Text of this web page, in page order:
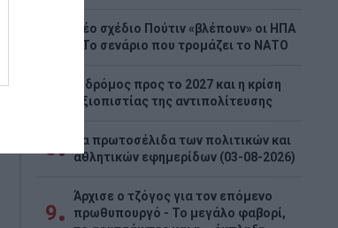
Νέο σχέδιο Πούτιν «βλέπουν» οι ΗΠΑ
- Το σενάριο που τρομάζει το ΝΑΤΟ
Ο δρόμος προς το 2027 και η κρίση
αξιοπιστίας της αντιπολίτευσης
8
Τα πρωτοσέλιδα των πολιτικών και
αθλητικών εφημερίδων (03-08-2026)
9
Άρχισε ο τζόγος για τον επόμενο
πρωθυπουργό - Το μεγάλο φαβορί,